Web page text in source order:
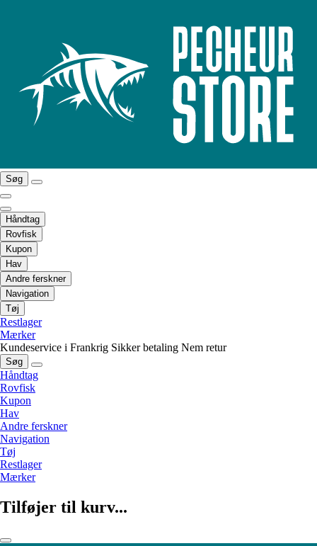
Søg
Håndtag
Rovfisk
Kupon
Hav
Andre ferskner
Navigation
Tøj
Restlager
Mærker
Kundeservice i Frankrig Sikker betaling Nem retur
Søg
Håndtag
Rovfisk
Kupon
Hav
Andre ferskner
Navigation
Tøj
Restlager
Mærker
Tilføjer til kurv...